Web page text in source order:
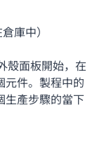
庫中）
殼面板開始，在
元件。製程中的
生產步驟的當下